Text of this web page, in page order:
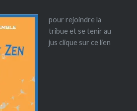
pour rejoindre la
tribue et se tenir au
jus clique sur ce lien